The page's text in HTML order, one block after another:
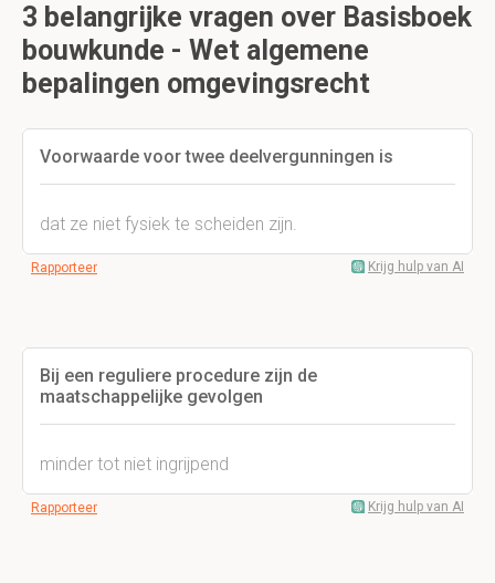
3 belangrijke vragen over Basisboek
bouwkunde - Wet algemene
bepalingen omgevingsrecht
Voorwaarde voor twee deelvergunningen is
dat ze niet fysiek te scheiden zijn.
Rapporteer Krijg hulp van AI
Bij een reguliere procedure zijn de
maatschappelijke gevolgen
minder tot niet ingrijpend
Rapporteer Krijg hulp van AI